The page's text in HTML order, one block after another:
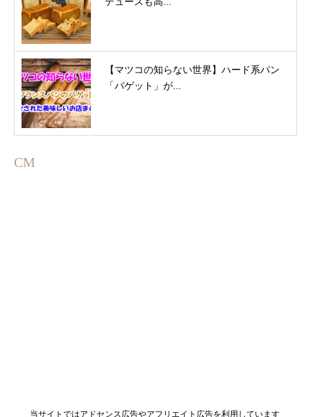
【マツコの知らない世界】ハード系パン
「バゲット」が...
CM
当サイトではアドセンス広告やアフリエイト広告を利用しています